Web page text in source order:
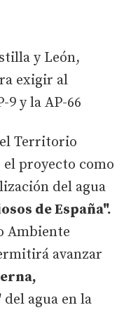
y León,
exigir al
9 y la AP-66
Territorio
proyecto como
del agua
de España".
Ambiente
avanzar
del agua en la